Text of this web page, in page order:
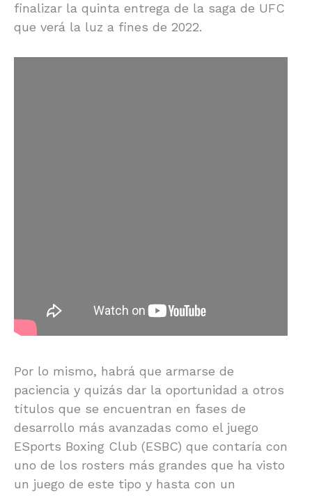
finalizar la quinta entrega de la saga de UFC
que verá la luz a fines de 2022.
Por lo mismo, habrá que armarse de
paciencia y quizás dar la oportunidad a otros
títulos que se encuentran en fases de
desarrollo más avanzadas como el juego
ESports Boxing Club (ESBC) que contaría con
uno de los rosters más grandes que ha visto
un juego de este tipo y hasta con un